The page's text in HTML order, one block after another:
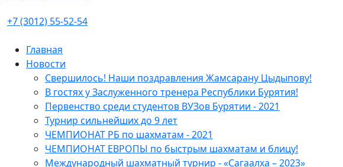
+7 (3012) 55-52-54
Главная
Новости
Свершилось! Наши поздравления Жамсарану Цыдыпову!
В гостях у Заслуженного тренера Республики Бурятия!
Первенство среди студентов ВУЗов Бурятии - 2021
Турнир сильнейших до 9 лет
ЧЕМПИОНАТ РБ по шахматам - 2021
ЧЕМПИОНАТ ЕВРОПЫ по быстрым шахматам и блицу!
Международный шахматный турнир - «Сагаалха – 2023»